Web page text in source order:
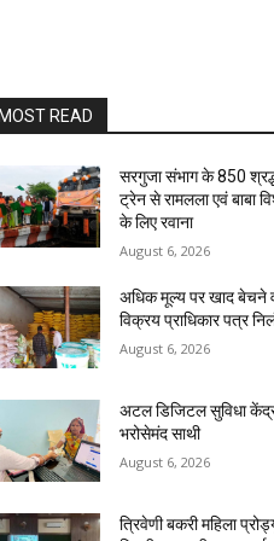
READ
सरगुजा संभाग के 850
ट्रेन से रामलला एवं बाबा
के लिए रवाना
August 6, 2026
अधिक मूल्य पर खाद बेचने
विक्रय प्राधिकार पत्र
August 6, 2026
अटल डिजिटल सुविधा केंद्र
भरोसेमंद साथी
August 6, 2026
त्रिवेणी बकरी महिला